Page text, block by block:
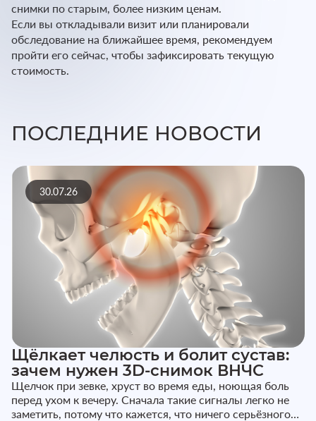
снимки по старым, более низким ценам.
Если вы откладывали визит или планировали
обследование на ближайшее время, рекомендуем
пройти его сейчас, чтобы зафиксировать текущую
стоимость.
ПОСЛЕДНИЕ НОВОСТИ
30.07.26
Щёлкает челюсть и болит сустав:
зачем нужен 3D-снимок ВНЧС
Щелчок при зевке, хруст во время еды, ноющая боль
перед ухом к вечеру. Сначала такие сигналы легко не
заметить, потому что кажется, что ничего серьёзного